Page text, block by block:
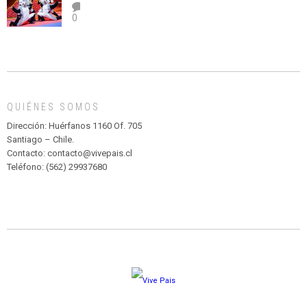
el
abuso”
TEATRO
Y
MADAGASCAR
PARQUE
HURATDO
0
QUIÉNES SOMOS
Dirección: Huérfanos 1160 Of. 705
Santiago – Chile.
Contacto: contacto@vivepais.cl
Teléfono: (562) 29937680